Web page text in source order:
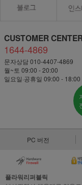
CUSTOMER
1644-4869
문자상담 010-4407-4869
월~토 09:00 - 20:00
일요일·공휴일 09:00 - 18:00
PC 버전
플라워리퍼블릭